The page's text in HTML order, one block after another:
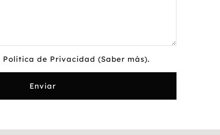
Política de Privacidad (Saber más).
Enviar